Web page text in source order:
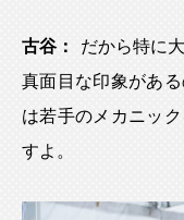
古谷：
だから特に
真面目な印象があ
は若手のメカニッ
すよ。